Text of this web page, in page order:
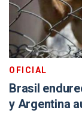
OFICIAL
Brasil
y Argentina